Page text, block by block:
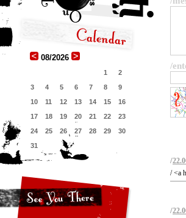
08/2026
1
2
3
4 5 6 7 8
9
10
11 12 13 14 15
16
17
18 19 20 21 22
23
24
25 26 27 28 29
30
31
/
/
/ <a
/